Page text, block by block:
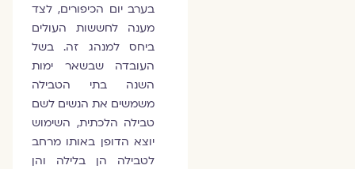
בערב יום הכיפורים, לצד
מענה לחששות העולים
ביחס למנהג זה. בשל
העובדה שבשאר ימות
השנה בתי הטבילה
משמשים את הנשים לשם
טבילה הלכתית, השימוש
יוצא הדופן באותו מרחב
לטבילה הן בלילה והן